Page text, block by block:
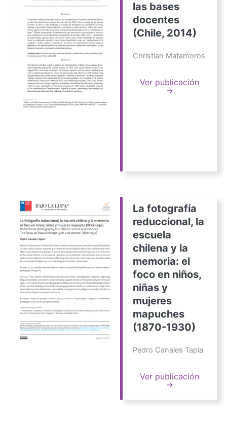
las bases
docentes
(Chile, 2014)
Christian Matamoros
Ver publicación
→
La fotografía
reduccional, la
escuela
chilena y la
memoria: el
foco en niños,
niñas y
mujeres
mapuches
(1870-1930)
Pedro Canales Tapia
Ver publicación
→